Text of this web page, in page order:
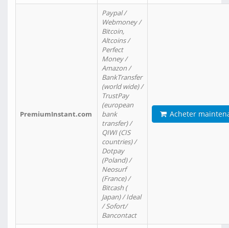
PremiumInstant.com
Paypal /
Webmoney /
Bitcoin,
Altcoins /
Perfect
Money /
Amazon /
BankTransfer
(world wide) /
TrustPay
(european
bank
transfer) /
QIWI (CIS
countries) /
Dotpay
(Poland) /
Neosurf
(France) /
Bitcash (
Japan) / Ideal
/ Sofort/
Bancontact
Acheter